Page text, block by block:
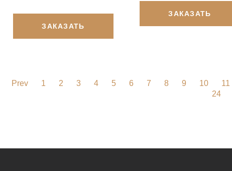
ЗАКАЗАТЬ
ЗАКАЗАТЬ
Prev 1 2 3 4 5 6 7 8 9 10 11
24